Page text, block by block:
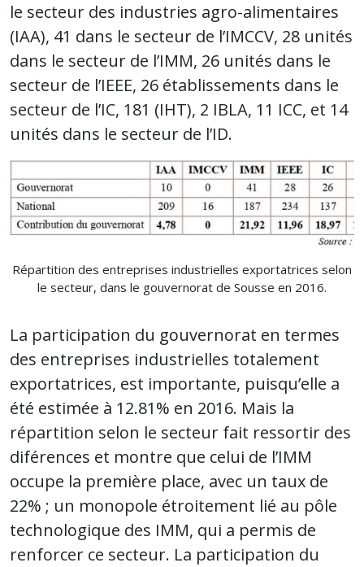
le secteur des industries agro-alimentaires
(IAA), 41 dans le secteur de l’IMCCV, 28 unités
dans le secteur de l’IMM, 26 unités dans le
secteur de l’IEEE, 26 établissements dans le
secteur de l’IC, 181 (IHT), 2 IBLA, 11 ICC, et 14
unités dans le secteur de l’ID.
Répartition des entreprises industrielles exportatrices selon
le secteur, dans le gouvernorat de Sousse en 2016.
La participation du gouvernorat en termes
des entreprises industrielles totalement
exportatrices, est importante, puisqu’elle a
été estimée à 12.81% en 2016. Mais la
répartition selon le secteur fait ressortir des
diférences et montre que celui de l’IMM
occupe la première place, avec un taux de
22% ; un monopole étroitement lié au pôle
technologique des IMM, qui a permis de
renforcer ce secteur. La participation du